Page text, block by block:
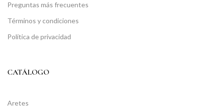
Preguntas más frecuentes
Términos y condiciones
Política de privacidad
CATÁLOGO
Aretes